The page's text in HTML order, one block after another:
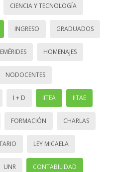
CIENCIA Y TECNOLOGÍA
INGRESO GRADUADOS
HOMENAJES
NODOCENTES
I + D IITEA IITAE
FORMACIÓN CHARLAS
LEY MICAELA
UNR CONTABILIDAD